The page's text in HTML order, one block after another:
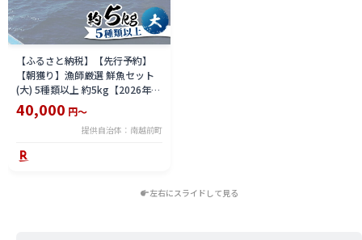
【ふるさと納税】【先行予約】
【朝獲り】漁師厳選 鮮魚セット
(大) 5種類以上 約5kg【2026年4
月以降発送再開】 鮮魚ボックス
直送 鮮魚／ 魚 詰め合わせ 新鮮
煮物 焼き物 お造り 刺身 晩酌 食
卓 漁師BBQ 冷蔵 送料無料 さへ
い 河野 越前 福井 北陸 南越前町
40,000 円～
提供自治体：南越前町
左右にスライドして見る